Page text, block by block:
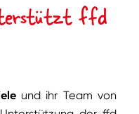
ffd
und ihr Team von